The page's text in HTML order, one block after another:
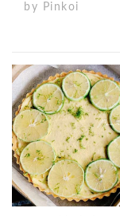
by Pinkoi